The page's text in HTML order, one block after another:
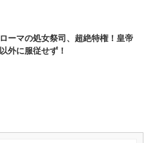
ローマの処女祭司、超絶特権！皇帝
以外に服従せず！